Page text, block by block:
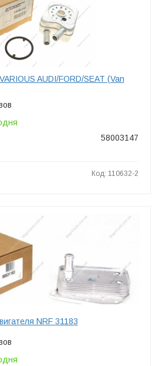
AUDI/FORD/SEAT (Van
58003147
Код: 110632-2
NRF 31183